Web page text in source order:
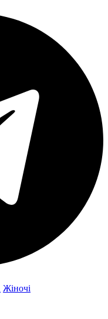
Жіночі